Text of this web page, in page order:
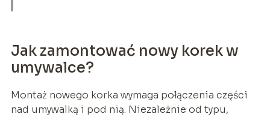
Jak zamontować nowy korek w
umywalce?
Montaż nowego korka wymaga połączenia części
nad umywalką i pod nią. Niezależnie od typu,